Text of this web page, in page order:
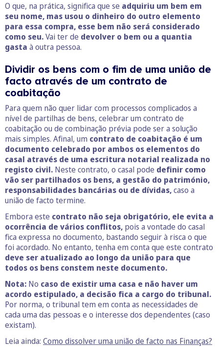
O que, na prática, significa que se adquiriu um bem em
seu nome, mas usou o dinheiro do outro elemento
para essa compra, esse bem não será considerado
como seu.Vai ter de devolver o bem ou a quantia
gasta à outra pessoa.
Dividir os bens com o fim de uma união de
facto através de um contrato de
coabitação
Para quem não quer lidar com processos complicados a
nível de partilhas de bens, celebrar um contrato de
coabitação ou de combinação prévia pode ser a solução
mais simples. Afinal, um contrato de coabitação é um
documento celebrado por ambos os elementos do
casal através de uma escritura notarial realizada no
registo civil. Neste contrato, o casal pode definir como
vão ser partilhados os bens, a gestão do património,
responsabilidades bancárias ou de dívidas,caso a
união de facto termine.
Embora este contrato não seja obrigatório, ele evita a
ocorrência de vários conflitos, pois a vontade do casal
fica expressa no documento, bastando seguir à risca o que
foi acordado. No entanto, tenha em conta que este contrato
deve ser atualizado ao longo da união para que
todos os bens constem neste documento.
Nota: No caso de existir uma casa e não haver um
acordo estipulado, a decisão fica a cargo do tribunal.
Por norma, o tribunal tem em conta as necessidades de
cada uma das pessoas e o interesse dos dependentes (caso
existam).
Leia ainda: Como dissolver uma união de facto nas Finanças?